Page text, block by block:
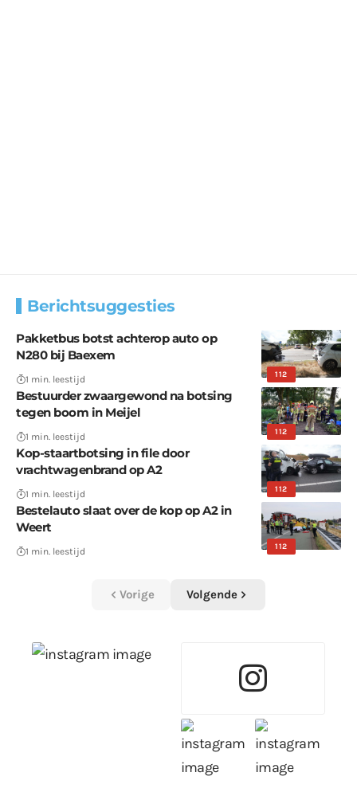
Berichtsuggesties
112
Pakketbus botst achterop auto op
N280 bij Baexem
1 min. leestijd
112
Bestuurder zwaargewond na botsing
tegen boom in Meijel
1 min. leestijd
112
Kop-staartbotsing in file door
vrachtwagenbrand op A2
1 min. leestijd
112
Bestelauto slaat over de kop op A2 in
Weert
1 min. leestijd
Vorige Volgende